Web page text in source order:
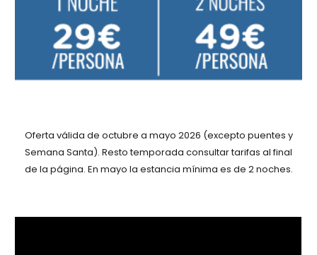
Oferta válida de octubre a mayo 2026 (excepto puentes y
Semana Santa). Resto temporada consultar tarifas al final
de la página. En mayo la estancia mínima es de 2 noches.